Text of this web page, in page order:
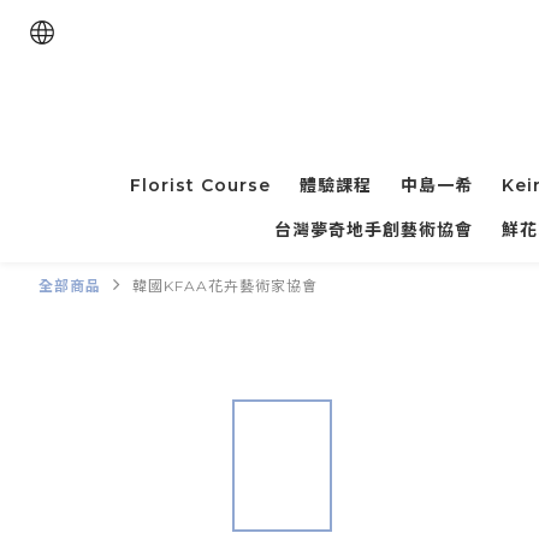
Florist Course 體驗課程 中島一希
台灣夢奇地手創藝術協會 鮮
全部商品 韓國KFAA花卉藝術家協會